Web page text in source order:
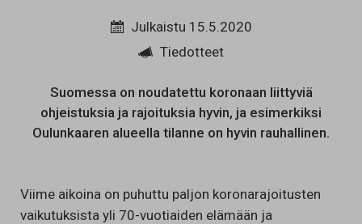
Julkaistu 15.5.2020
Tiedotteet
Suomessa on noudatettu koronaan liittyviä
ohjeistuksia ja rajoituksia hyvin, ja esimerkiksi
Oulunkaaren alueella tilanne on hyvin rauhallinen.
Viime aikoina on puhuttu paljon koronarajoitusten
vaikutuksista yli 70-vuotiaiden elämään ja